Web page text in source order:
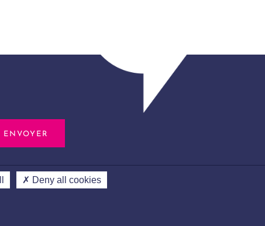
✗ Deny all cookies